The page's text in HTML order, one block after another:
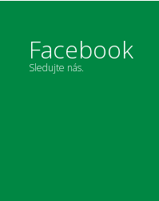
Facebook
Sledujte nás.